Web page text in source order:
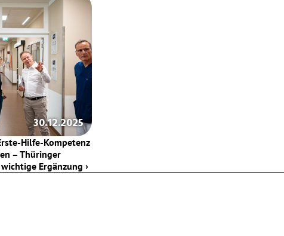
30.12.2025
Hilfe-Kompetenz
– Thüringer
Ergänzung ›